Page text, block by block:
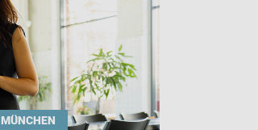
MÜNCHEN